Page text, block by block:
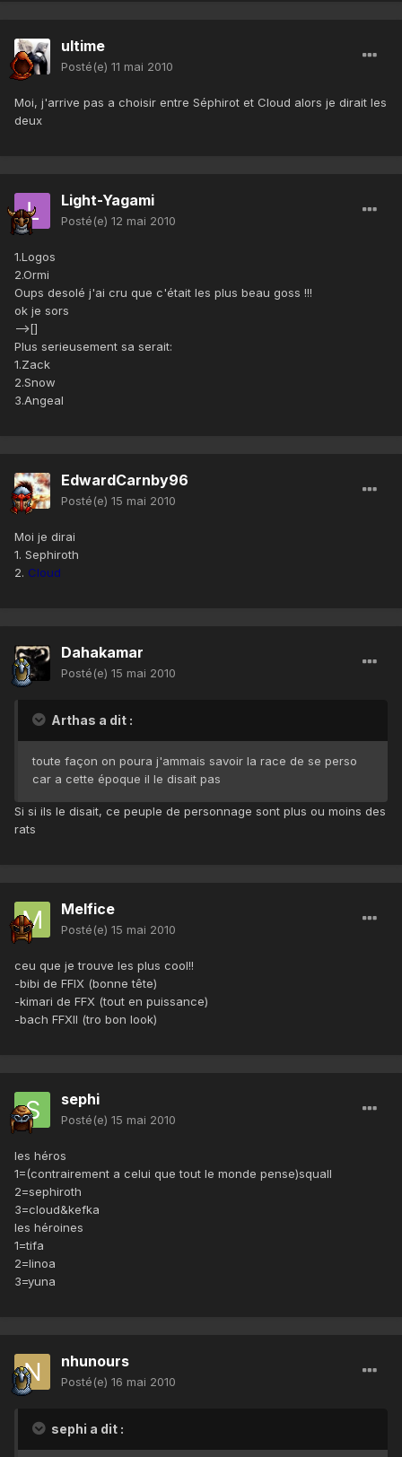
ultime
Posté(e) 11 mai 2010
Moi, j'arrive pas a choisir entre Séphirot et Cloud alors je dirait les
deux
Light-Yagami
Posté(e) 12 mai 2010
1.Logos
2.Ormi
Oups desolé j'ai cru que c'était les plus beau goss !!!
ok je sors
-->[]
Plus serieusement sa serait:
1.Zack
2.Snow
3.Angeal
EdwardCarnby96
Posté(e) 15 mai 2010
Moi je dirai
1. Sephiroth
2. Cloud
Dahakamar
Posté(e) 15 mai 2010
Arthas a dit :
toute façon on poura j'ammais savoir la race de se perso
car a cette époque il le disait pas
Si si ils le disait, ce peuple de personnage sont plus ou moins des
rats
Melfice
Posté(e) 15 mai 2010
ceu que je trouve les plus cool!!
-bibi de FFIX (bonne tête)
-kimari de FFX (tout en puissance)
-bach FFXII (tro bon look)
sephi
Posté(e) 15 mai 2010
les héros
1=(contrairement a celui que tout le monde pense)squall
2=sephiroth
3=cloud&kefka
les héroines
1=tifa
2=linoa
3=yuna
nhunours
Posté(e) 16 mai 2010
sephi a dit :